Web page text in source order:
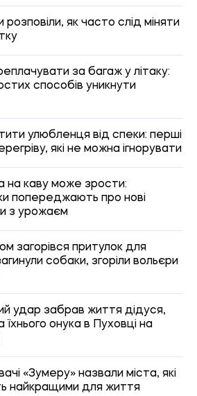
розповіли, як часто слід міняти
за багаж у літаку:
способів уникнути
улюбленця від спеки: перші
які не можна ігнорувати
на каву може зрости:
попереджають про нові
з урожаєм
загорівся притулок для
собаки, згоріли вольєри
удар забрав життя дідуся,
їхнього онука в Пуховці на
«Зумеру» назвали міста, які
найкращими для життя